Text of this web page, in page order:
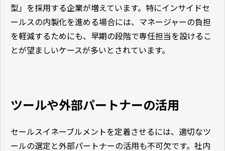
型」を採用する企業が増えています。特にインサイドセ
ールスの内製化を進める場合には、マネージャーの負担
を軽減するためにも、早期の段階で専任担当を設けるこ
とが望ましいケースが多いとされています。
ツールや外部パートナーの活用
セールスイネーブルメントを定着させるには、適切なツ
ールの選定と外部パートナーの活用も不可欠です。社内